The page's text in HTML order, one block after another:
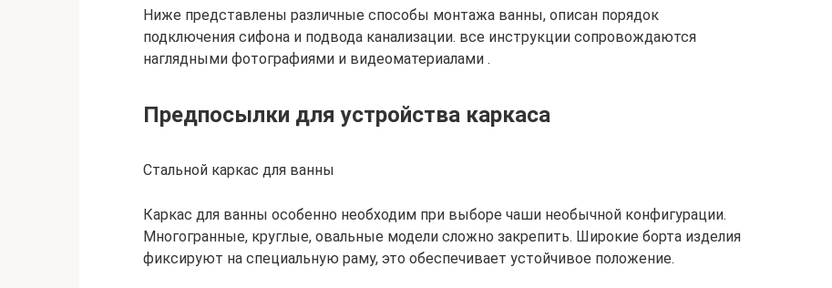
Ниже представлены различные способы монтажа ванны, описан порядок
подключения сифона и подвода канализации. все инструкции сопровождаются
наглядными фотографиями и видеоматериалами .
Предпосылки для устройства каркаса
Стальной каркас для ванны
Каркас для ванны особенно необходим при выборе чаши необычной конфигурации.
Многогранные, круглые, овальные модели сложно закрепить. Широкие борта изделия
фиксируют на специальную раму, это обеспечивает устойчивое положение.